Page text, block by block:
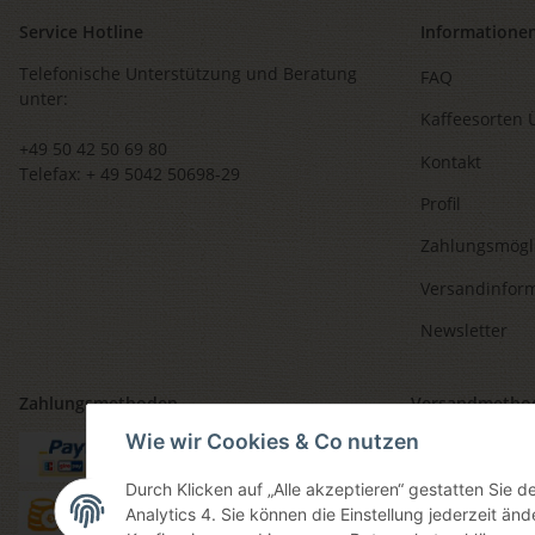
Wie wir Cookies & Co nutzen
Durch Klicken auf „Alle akzeptieren“ gestatten Sie
Analytics 4. Sie können die Einstellung jederzeit
Service Hotline
Telefonische Unterstützung und Beratung
unter:
+49 50 42 50 69 80
Telefax: + 49 5042 50698-29
FAQ
Kaffeesorten
Kontakt
Profil
Newsletter
Zahlungsmethoden